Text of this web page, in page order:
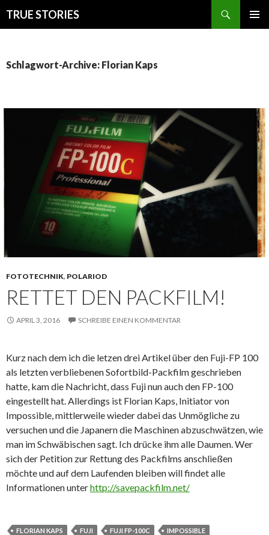
TRUE STORIES
Schlagwort-Archive: Florian Kaps
FOTOTECHNIK, POLARIOD
RETTET DEN PACKFILM!
APRIL 3, 2016 SCHREIBE EINEN KOMMENTAR
Kurz nach dem ich die letzen drei Artikel über den Fuji-FP 100
als letzten verbliebenen Sofortbild-Packfilm geschrieben
hatte, kam die Nachricht, dass Fuji nun auch den FP-100
eingestellt hat. Allerdings ist Florian Kaps, Initiator von
Impossible, mittlerweile wieder dabei das Unmögliche zu
versuchen und die Japanern die Maschinen abzuschwätzen, wie
man im Schwäbischen sagt. Ich drücke ihm alle Daumen. Wer
sich der Petition zur Rettung des Packfilms anschließen
möchte und auf dem Laufenden bleiben will findet alle
Informationen unterhttp://savepackfilm.net/
FLORIAN KAPS FUJI FUJI FP-100C
IMPOSSIBLE